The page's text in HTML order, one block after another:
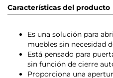
Características del producto
Es una solución para
muebles sin necesidad
Está pensado para
sin función de cierre
Proporciona una